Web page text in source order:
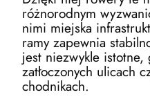
różnorodnym
nimi miejska
ramy zapewnia
jest niezwykle
zatłoczonych ulicach
chodnikach.